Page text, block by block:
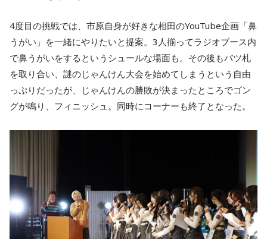
4度目の挑戦では、市原自身が好きな相田のYouTube企画「鼻
うがい」を一緒にやりたいと提案。3人揃ってラジオブース内
で鼻うがいをするというシュールな場面も。その後もバツ札
を取り合い、謎のじゃんけん大会を始めてしまうという自由
っぷりだったが、じゃんけんの勝敗が決まったところでゴン
グが鳴り、フィニッシュ。同時にコーナーも終了となった。